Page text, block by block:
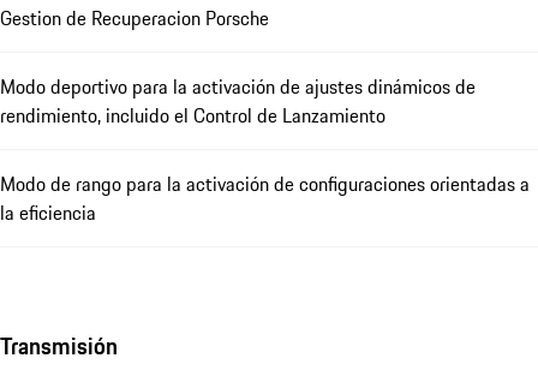
Gestion de Recuperacion Porsche
Modo deportivo para la activación de ajustes dinámicos de
rendimiento, incluido el Control de Lanzamiento
Modo de rango para la activación de configuraciones orientadas a
la eficiencia
Transmisión